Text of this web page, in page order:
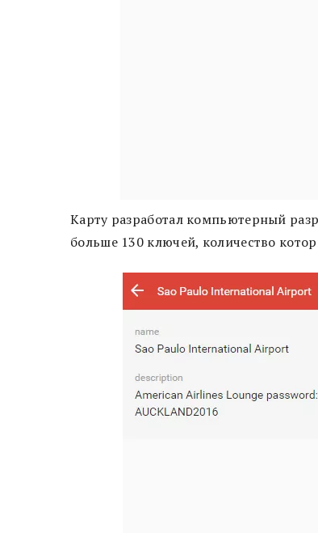
Карту разработал компьютерный
больше 130 ключей, количество